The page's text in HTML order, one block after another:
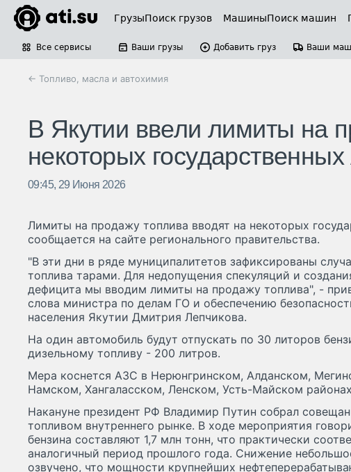
ГрузыПоиск грузов МашиныПоиск машин
Все сервисы Ваши грузы Добавить груз Ваши
← Топливо, масла и автохимия
В Якутии ввели лимиты на
некоторых
09:45, 29 Июня 2026
Лимиты на продажу топлива вводят на некоторых
сообщается на сайте регионального правительства.
"В эти дни в ряде муниципалитетов зафиксированы
топлива тарами. Для недопущения спекуляций и
дефицита мы вводим лимиты на продажу топлива", -
слова министра по делам ГО и обеспечению
населения Якутии Дмитрия Лепчикова.
На один автомобиль будут отпускать по 30 литоров
дизельному топливу - 200 литров.
Мера коснется АЗС в Нерюнгринском, Алданском,
Намском, Хангаласском, Ленском, Усть-Майском
Накануне президент РФ Владимир Путин собрал
топливом внутреннего рынке. В ходе мероприятия
бензина составляют 1,7 млн тонн, что практически
аналогичный период прошлого года. Снижение
озвучено, что мощности крупнейших